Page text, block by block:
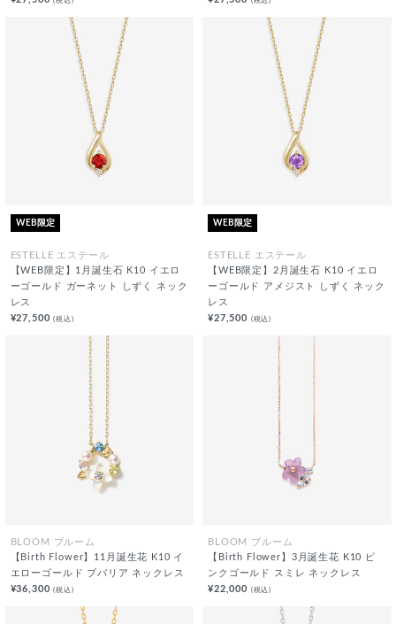
WEB限定
ESTELLE エステール
【WEB限定】1月誕生石 K10 イエロ
ーゴールド ガーネット しずく ネック
レス
¥27,500(税込)
WEB限定
ESTELLE エステール
【WEB限定】2月誕生石 K10 イエロ
ーゴールド アメジスト しずく ネック
レス
¥27,500 (税込)
BLOOM ブルーム
【Birth Flower】11月誕生花 K10 イ
エローゴールド ブバリア ネックレス
¥36,300(税込)
BLOOM ブルーム
【Birth Flower】3月誕生花 K10 ピ
ンクゴールド スミレ ネックレス
¥22,000 (税込)